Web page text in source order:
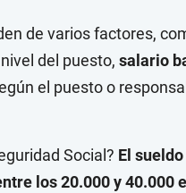
de varios factores,
del puesto, salario
el puesto o
Social? El
los 20.000 y 40.000